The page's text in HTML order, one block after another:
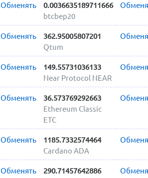
Обменять
0.0036635189711666
btcbep20
Обменять
362.95005807201
Qtum
Обменять
149.55731036133
Near Protocol NEAR
Обменять
36.573769292663
Ethereum Classic
ETC
Обменять
1185.7332574464
Cardano ADA
Обменять
290.71457642886